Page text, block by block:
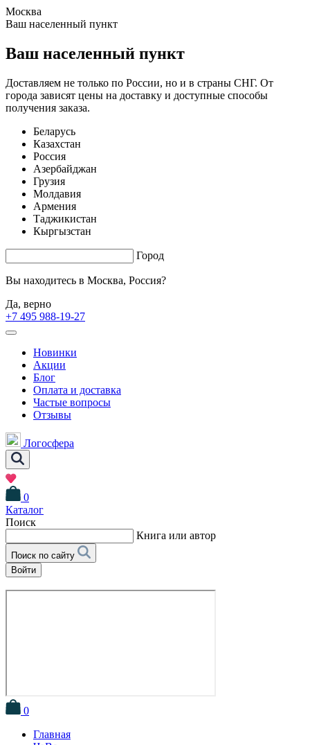
Москва
Ваш населенный пункт
Ваш населенный пункт
Доставляем не только по России, но и в страны СНГ. От
города зависят цены на доставку и доступные способы
получения заказа.
Беларусь
Казахстан
Россия
Азербайджан
Грузия
Молдавия
Армения
Таджикистан
Кыргызстан
Город
Вы находитесь в Москва, Россия?
Да, верно
+7 495 988-19-27
Новинки
Акции
Блог
Оплата и доставка
Частые вопросы
Отзывы
Логосфера
0
Каталог
Поиск
Книга или автор
Поиск по сайту
Войти
0
Главная